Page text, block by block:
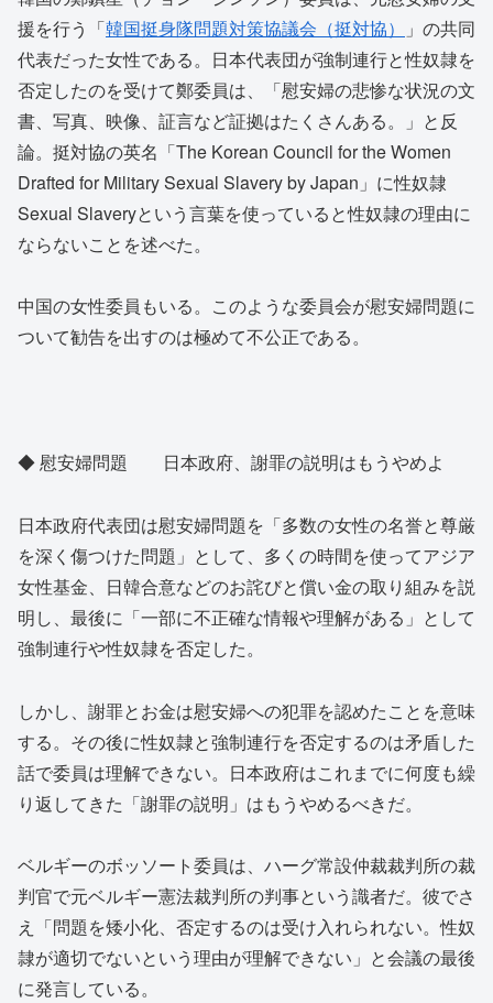
援を行う「韓国挺身隊問題対策協議会（挺対協）
」の共同
代表だった女性である。日本代表団が強制連行と性奴隷を
否定したのを受けて鄭委員は、「慰安婦の悲惨な状況の文
書、写真、映像、証言など証拠はたくさんある。」と反
論。挺対協の英名「The Korean Council for the Women
Drafted for Military Sexual Slavery by Japan」に性奴隷
Sexual Slaveryという言葉を使っていると性奴隷の理由に
ならないことを述べた。
中国の女性委員もいる。このような委員会が慰安婦問題に
ついて勧告を出すのは極めて不公正である。
◆ 慰安婦問題 日本政府、謝罪の説明はもうやめよ
日本政府代表団は慰安婦問題を「多数の女性の名誉と尊厳
を深く傷つけた問題」として、多くの時間を使ってアジア
女性基金、日韓合意などのお詫びと償い金の取り組みを説
明し、最後に「一部に不正確な情報や理解がある」として
強制連行や性奴隷を否定した。
しかし、謝罪とお金は慰安婦への犯罪を認めたことを意味
する。その後に性奴隷と強制連行を否定するのは矛盾した
話で委員は理解できない。日本政府はこれまでに何度も繰
り返してきた「謝罪の説明」はもうやめるべきだ。
ベルギーのボッソート委員は、ハーグ常設仲裁裁判所の裁
判官で元ベルギー憲法裁判所の判事という識者だ。彼でさ
え「問題を矮小化、否定するのは受け入れられない。性奴
隷が適切でないという理由が理解できない」と会議の最後
に発言している。